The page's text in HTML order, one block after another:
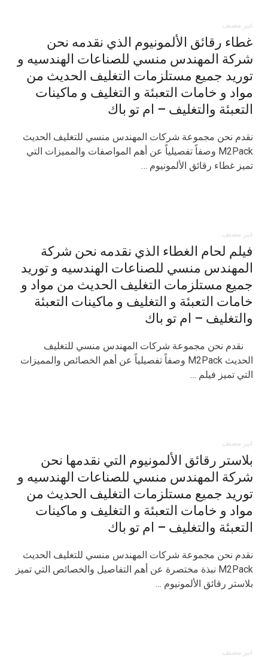
غير مصنف
غطاء رقائق الألمونيوم الذي نقدمه نحن
شركة المهندس منسي للصناعات الهندسيه و
توريد جميع مستلزمات التغليف الحديث من
مواد و خامات التعبئة و التغليف و ماكينات
التعبئة والتغليف – ام تو باك
نقدم نحن مجموعة شركات المهندس منسي للتغليف الحديث
M2Pack وصفاً تفصيلياً عن أهم المواصفات والمميزات التي
تميز غطاء رقائق الألمونيوم …
غير مصنف
فيلم لحام الغطاء الذي نقدمه نحن شركة
المهندس منسي للصناعات الهندسيه و توريد
جميع مستلزمات التغليف الحديث من مواد و
خامات التعبئة و التغليف و ماكينات التعبئة
والتغليف – ام تو باك
نقدم نحن مجموعة شركات المهندس منسي للتغليف
الحديث M2Pack وصفاً تفصيلياً عن أهم الخصائص والمميزات
التي تميز فيلم …
غير مصنف
بلاستر رقائق الألمونيوم التي نقدمها نحن
شركة المهندس منسي للصناعات الهندسيه و
توريد جميع مستلزمات التغليف الحديث من
مواد و خامات التعبئة و التغليف و ماكينات
التعبئة والتغليف – ام تو باك
نقدم نحن مجموعة شركات المهندس منسي للتغليف الحديث
M2Pack نبذة مختصرة عن أهم التفاصيل والخصائص التي تميز
بلاستر رقائق الألمونيوم …
غير مصنف